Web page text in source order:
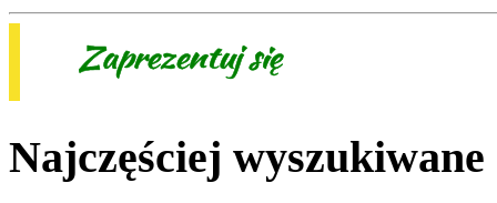
Najczęściej wyszukiwane